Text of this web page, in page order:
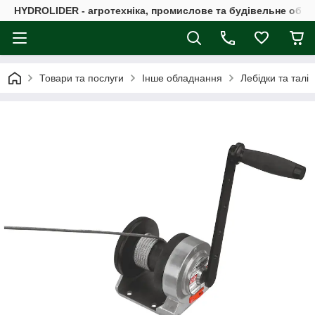
HYDROLIDER - агротехніка, промислове та будівельне
Товари та послуги Інше обладнання Лебідки та талі